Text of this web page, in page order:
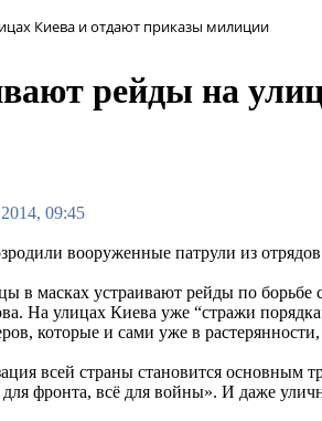
Киева и отдают приказы милиции
рейды на
09:45
вооруженные патрули из
в масках устраивают рейды по
На улицах Киева уже “стражи
которые и сами уже в
всей страны становится основным
для фронта, всё для войны». И даже